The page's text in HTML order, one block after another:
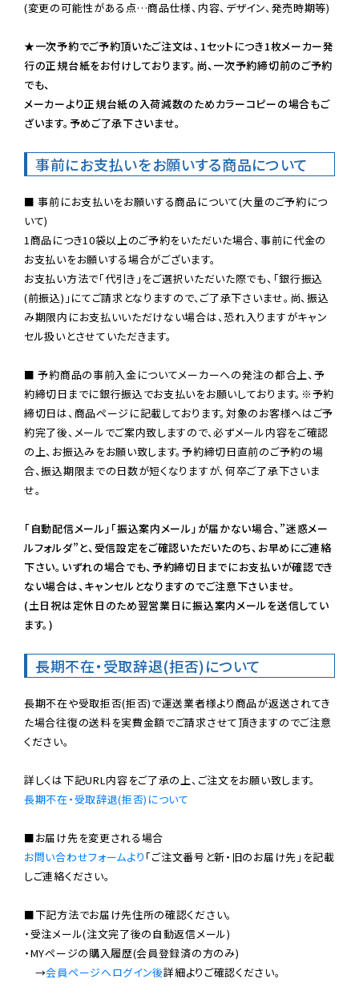
(変更の可能性がある点…商品仕様、内容、デザイン、発売時期等)
★一次予約でご予約頂いたご注文は、1セットにつき1枚メーカー発
行の正規台紙をお付けしております。尚、一次予約締切前のご予約
でも、
メーカーより正規台紙の入荷減数のためカラーコピーの場合もご
ざいます。予めご了承下さいませ。
事前にお支払いをお願いする商品について
■ 事前にお支払いをお願いする商品について(大量のご予約につ
いて)
1商品につき10袋以上のご予約をいただいた場合、事前に代金の
お支払いをお願いする場合がございます。
お支払い方法で「代引き」をご選択いただいた際でも、「銀行振込
(前振込)」にてご請求となりますので、ご了承下さいませ。尚、振込
み期限内にお支払いいただけない場合は、恐れ入りますがキャン
セル扱いとさせていただきます。
■ 予約商品の事前入金についてメーカーへの発注の都合上、予
約締切日までに銀行振込でお支払いをお願いしております。※予約
締切日は、商品ページに記載しております。対象のお客様へはご予
約完了後、メールでご案内致しますので、必ずメール内容をご確認
の上、お振込みをお願い致します。予約締切日直前のご予約の場
合、振込期限までの日数が短くなりますが、何卒ご了承下さいま
せ。
「自動配信メール」「振込案内メール」が届かない場合、”迷惑メー
ルフォルダ”と、受信設定をご確認いただいたのち、お早めにご連絡
下さい。いずれの場合でも、予約締切日までにお支払いが確認でき
ない場合は、キャンセルとなりますのでご注意下さいませ。
(土日祝は定休日のため翌営業日に振込案内メールを送信してい
ます。)
長期不在・受取辞退(拒否)について
長期不在や受取拒否(拒否)で運送業者様より商品が返送されてき
た場合往復の送料を実費金額でご請求させて頂きますのでご注意
ください。
長期不在・受取辞退(拒否)について
お問い合わせフォームより 「ご注文番号と新・旧のお届け先」を記載
しご連絡ください。
■下記方法でお届け先住所の確認ください。
・受注メール(注文完了後の自動返信メール)
・MYページの購入履歴(会員登録済の方のみ)
→会員ページへログイン後